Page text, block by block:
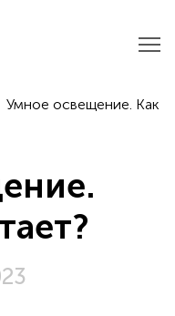
Умное освещение. Как